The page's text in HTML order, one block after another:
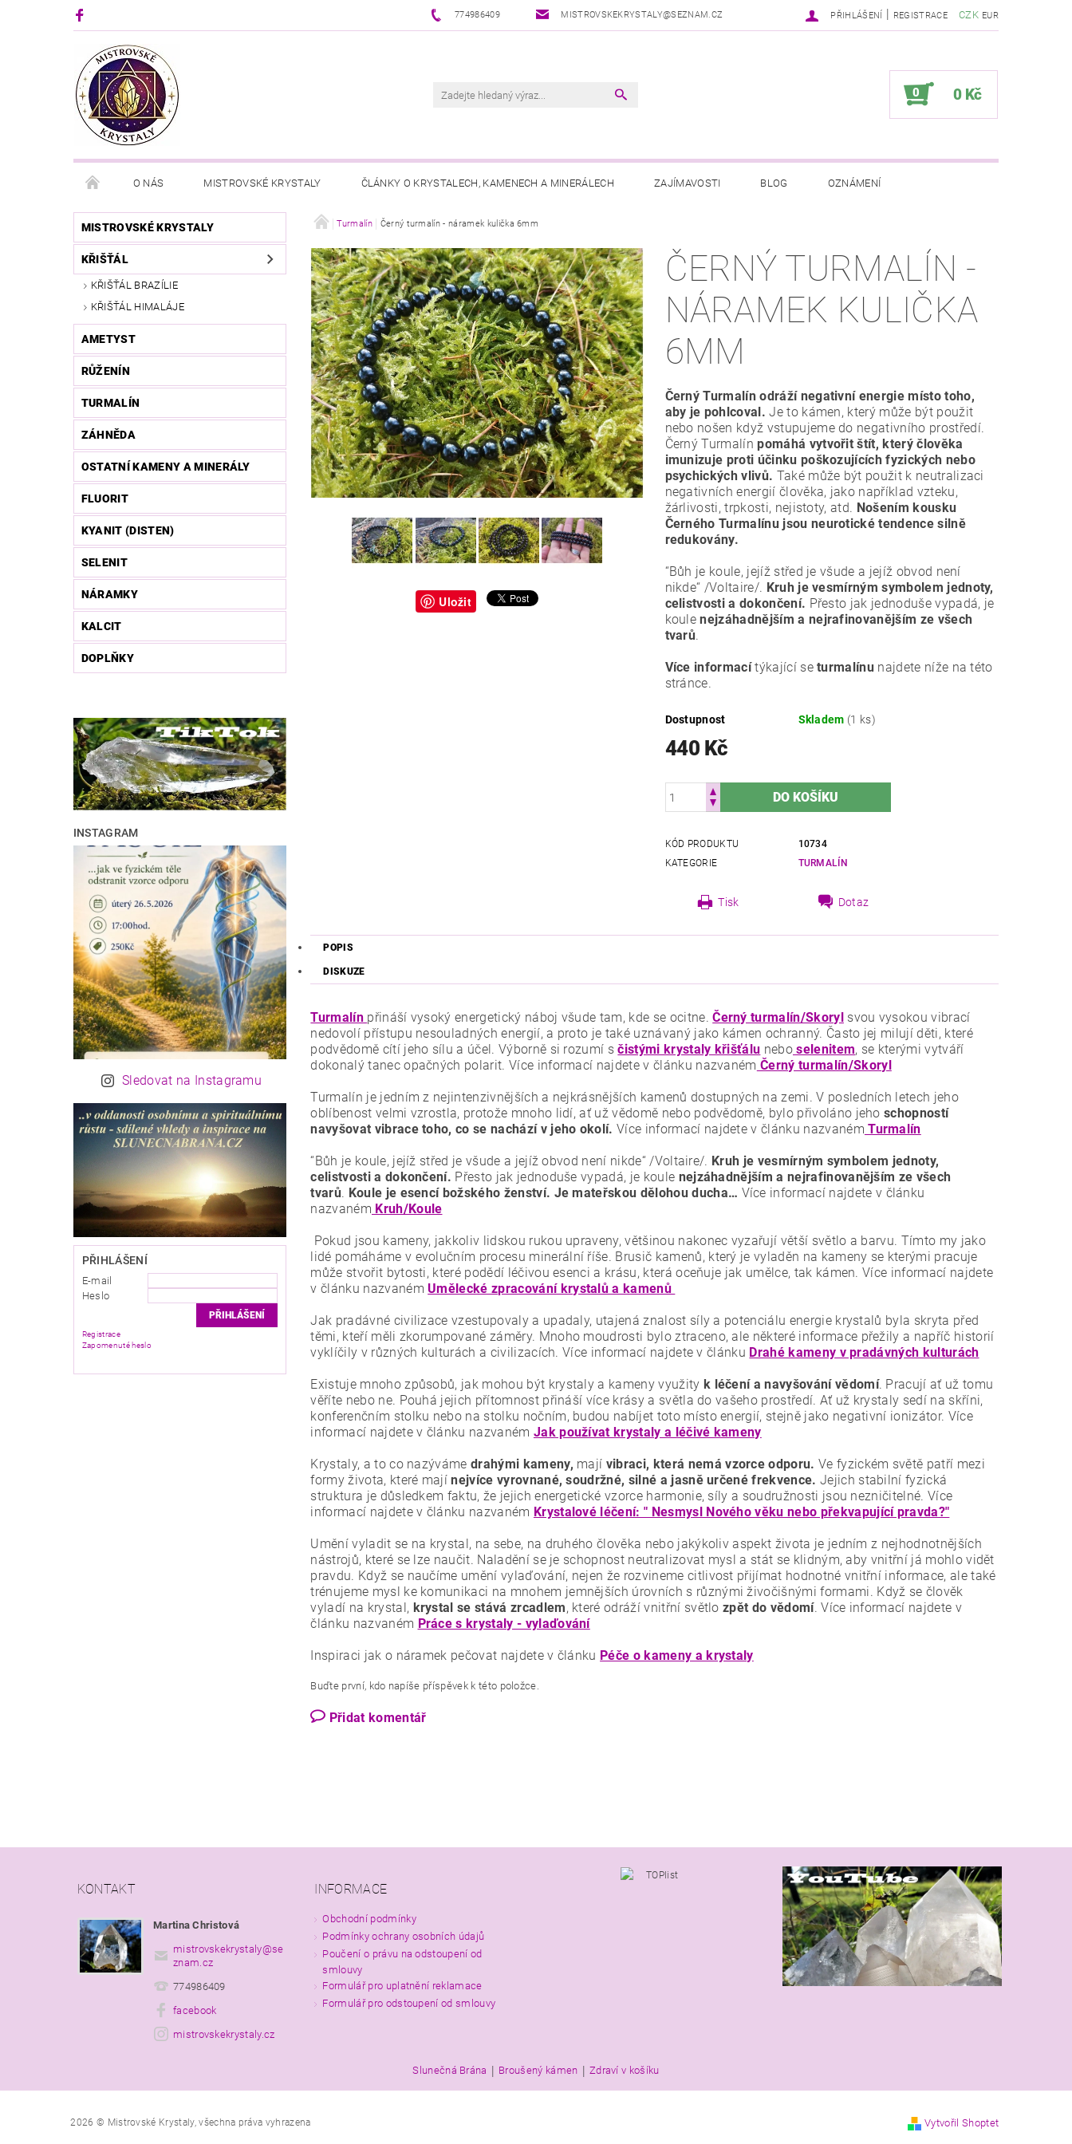
774986409 MISTROVSKEKRYSTALY@SEZNAM.CZ CZK EUR
PŘIHLÁŠENÍ | REGISTRACE
0 0 Kč
O NÁS MISTROVSKÉ KRYSTALY ČLÁNKY O KRYSTALECH, KAMENECH A MINERÁLECH ZAJÍMAVOSTI BLOG OZNÁMENÍ
MISTROVSKÉ KRYSTALY
KŘIŠŤÁL
KŘIŠŤÁL BRAZÍLIE
KŘIŠŤÁL HIMALÁJE
AMETYST
RŮŽENÍN
TURMALÍN
ZÁHNĚDA
OSTATNÍ KAMENY A MINERÁLY
FLUORIT
KYANIT (DISTEN)
SELENIT
NÁRAMKY
KALCIT
DOPLŇKY
INSTAGRAM
Sledovat na Instagramu
PŘIHLÁŠENÍ
E-mail
Heslo
Registrace
Zapomenuté heslo
Turmalín Černý turmalín - náramek kulička 6mm
Uložit
ČERNÝ TURMALÍN -
NÁRAMEK KULIČKA
6MM
Černý Turmalín odráží negativní energie místo toho,
aby je pohlcoval. Je to kámen, který může být použit
nebo nošen když vstupujeme do negativního prostředí.
Černý Turmalínpomáhá vytvořit štít, který člověka
imunizuje proti účinku poškozujících fyzických nebo
psychických vlivů. Také může být použit k neutralizaci
negativních energií člověka, jako například vzteku,
žárlivosti, trpkosti, nejistoty, atd. Nošením kousku
Černého Turmalínu jsou neurotické tendence silně
redukovány.
“Bůh je koule, jejíž střed je všude a jejíž obvod není
nikde“ /Voltaire/. Kruh je vesmírným symbolem jednoty,
celistvosti a dokončení. Přesto jak jednoduše vypadá, je
koulenejzáhadnějším a nejrafinovanějším ze všech
tvarů.
Více informacítýkající seturmalínu najdete níže na této
stránce.
Dostupnost Skladem (1 ks)
440 Kč
KÓD PRODUKTU
10734
KATEGORIE
TURMALÍN
Tisk Dotaz
POPIS
DISKUZE
Turmalín přináší vysoký energetický náboj všude tam, kde se ocitne.Černý turmalín/Skoryl svou vysokou vibrací
nedovolí přístupu nesouladných energií, a proto je také uznávaný jako kámen ochranný. Často jej milují děti, které
podvědomě cítí jeho sílu a účel. Výborně si rozumí sčistými krystaly křišťálu neboselenitem, se kterými vytváří
dokonalý tanec opačných polarit. Více informací najdete v článku nazvaném Černý turmalín/Skoryl
Turmalín je jedním z nejintenzivnějších a nejkrásnějších kamenů dostupných na zemi. V posledních letech jeho
oblíbenost velmi vzrostla, protože mnoho lidí, ať už vědomě nebo podvědomě, bylo přivoláno jehoschopností
navyšovat vibrace toho, co se nachází v jeho okolí. Více informací najdete v článku nazvaném Turmalín
“Bůh je koule, jejíž střed je všude a jejíž obvod není nikde“ /Voltaire/. Kruh je vesmírným symbolem jednoty,
celistvosti a dokončení. Přesto jak jednoduše vypadá, je koule nejzáhadnějším a nejrafinovanějším ze všech
tvarů. Koule je esencí božského ženství. Je mateřskou dělohou ducha… Více informací najdete v článku
nazvaném Kruh/Koule
Pokud jsou kameny, jakkoliv lidskou rukou upraveny, většinou nakonec vyzařují větší světlo a barvu. Tímto my jako
lidé pomáháme v evolučním procesu minerální říše. Brusič kamenů, který je vyladěn na kameny se kterými pracuje
může stvořit bytosti, které podědí léčivou esenci a krásu, která oceňuje jak umělce, tak kámen. Více informací najdete
v článku nazvanémUmělecké zpracování krystalů a kamenů
Jak pradávné civilizace vzestupovaly a upadaly, utajená znalost síly a potenciálu energie krystalů byla skryta před
těmi, kteří měli zkorumpované záměry. Mnoho moudrosti bylo ztraceno, ale některé informace přežily a napříč historií
vyklíčily v různých kulturách a civilizacích. Více informací najdete v článku Drahé kameny v pradávných kulturách
Existuje mnoho způsobů, jak mohou být krystaly a kameny využity k léčení a navyšování vědomí. Pracují ať už tomu
věříte nebo ne. Pouhá jejich přítomnost přináší více krásy a světla do vašeho prostředí. Ať už krystaly sedí na skříni,
konferenčním stolku nebo na stolku nočním, budou nabíjet toto místo energií, stejně jako negativní ionizátor. Více
informací najdete v článku nazvaném Jak používat krystaly a léčivé kameny
Krystaly, a to co nazývámedrahými kameny, mají vibraci, která nemá vzorce odporu. Ve fyzickém světě patří mezi
formy života, které mají nejvíce vyrovnané, soudržné, silné a jasně určené frekvence. Jejich stabilní fyzická
struktura je důsledkem faktu, že jejich energetické vzorce harmonie, síly a soudružnosti jsou nezničitelné. Více
informací najdete v článku nazvaném Krystalové léčení: " Nesmysl Nového věku nebo překvapující pravda?"
Umění vyladit se na krystal, na sebe, na druhého člověka nebo jakýkoliv aspekt života je jedním z nejhodnotnějších
nástrojů, které se lze naučit. Naladění se je schopnost neutralizovat mysl a stát se klidným, aby vnitřní já mohlo vidět
pravdu. Když se naučíme umění vylaďování, nejen že rozvineme citlivost přijímat hodnotné vnitřní informace, ale také
trénujeme mysl ke komunikaci na mnohem jemnějších úrovních s různými živočišnými formami. Když se člověk
vyladí na krystal, krystal se stává zrcadlem, které odráží vnitřní světlozpět do vědomí. Více informací najdete v
článku nazvaném Práce s krystaly - vylaďování
Inspiraci jak o náramek pečovat najdete v článku Péče o kameny a krystaly
Buďte první, kdo napíše příspěvek k této položce.
Přidat komentář
KONTAKT
Martina Christová
mistrovskekrystaly@se
znam.cz
774986409
facebook
mistrovskekrystaly.cz
INFORMACE
Obchodní podmínky
Podmínky ochrany osobních údajů
Poučení o právu na odstoupení od
smlouvy
Formulář pro uplatnění reklamace
Formulář pro odstoupení od smlouvy
Slunečná Brána Broušený kámen Zdraví v košíku
2026 © Mistrovské Krystaly, všechna práva vyhrazena Vytvořil Shoptet